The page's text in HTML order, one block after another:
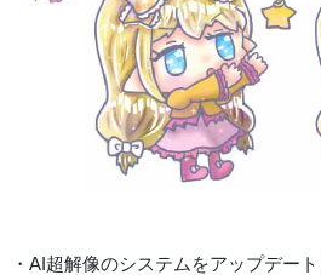
・AI超解像のシステムをアップデー